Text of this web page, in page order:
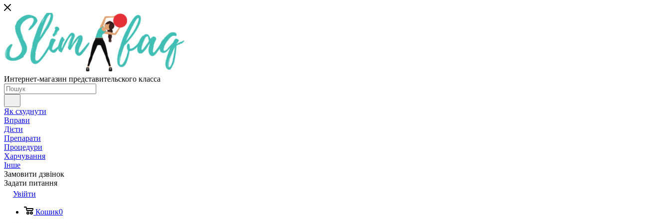
Интернет-магазин представительского класса
Як схуднути
Вправи
Дієти
Препарати
Процедури
Харчування
Інше
Замовити дзвінок
Задати питання
Увійти
Кошик0